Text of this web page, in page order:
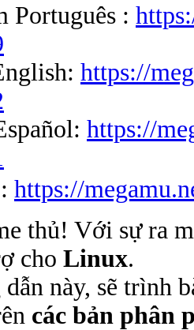
Português :
https://
https://
https://
thủ! Với sự ra
cho Linux.
này, sẽ trình
các bản phân